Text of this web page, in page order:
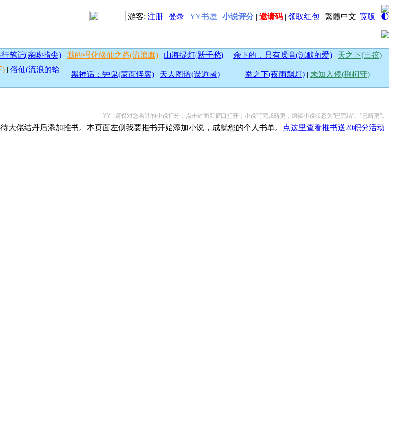
游客: 注册 | 登录 | YY书屋 | 小说评分 | 邀请码 | 领取红包 | 繁體中文| 宽版 | 🌓
行笔记(亲吻指尖) 我的强化修仙之路(流浪鹰) | 山海提灯(跃千愁) 余下的，只有噪音(沉默的爱) | 天之下(三弦)
) | 俗仙(流浪的蛤
黑神话：钟鬼(蒙面怪客) | 天人图谱(误道者) 拳之下(夜雨飘灯) | 未知入侵(荆柯守)
YY : 请仅对您看过的小说打分；点击封面新窗口打开；小说写完或断更，编辑小说状态为"已完结"、"已断更"。
大佬结丹后添加推书。本页面左侧我要推书开始添加小说，成就您的个人书单。 点这里查看推书送20积分活动